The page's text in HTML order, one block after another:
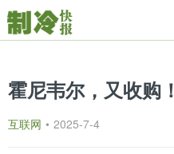
霍尼韦尔，又收购！
互联网 • 2025-7-4